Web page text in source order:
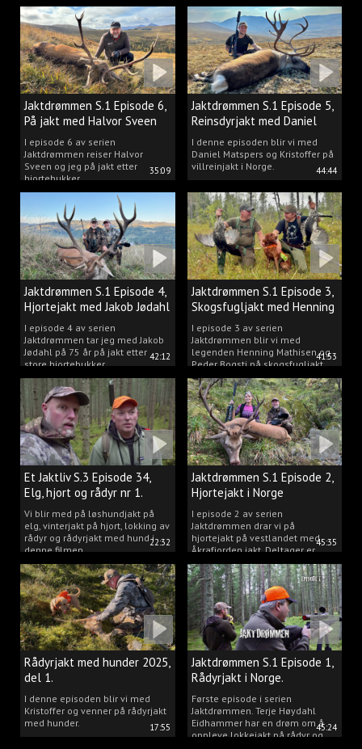
35:09
Jaktdrømmen S.1 Episode 6,
På jakt med Halvor Sveen
I episode 6 av serien
Jaktdrømmen reiser Halvor
Sveen og jeg på jakt etter
hjortebukker.
44:44
Jaktdrømmen S.1 Episode 5,
Reinsdyrjakt med Daniel
Matspers.
I denne episoden blir vi med
Daniel Matspers og Kristoffer på
villreinjakt i Norge.
42:12
Jaktdrømmen S.1 Episode 4,
Hjortejakt med Jakob Jødahl
I episode 4 av serien
Jaktdrømmen tar jeg med Jakob
Jødahl på 75 år på jakt etter
store hjortebukker.
41:53
Jaktdrømmen S.1 Episode 3,
Skogsfugljakt med Henning
og Peder
I episode 3 av serien
Jaktdrømmen blir vi med
legenden Henning Mathisen og
Peder Bogsti på skogsfugljakt.
22:32
Et Jaktliv S.3 Episode 34,
Elg, hjort og rådyr nr 1.
2025
Vi blir med på løshundjakt på
elg, vinterjakt på hjort, lokking av
rådyr og rådyrjakt med hund i
denne filmen.
45:35
Jaktdrømmen S.1 Episode 2,
Hjortejakt i Norge
I episode 2 av serien
Jaktdrømmen drar vi på
hjortejakt på vestlandet med
Åkrafjorden jakt. Deltager er
Michelle Sofi Thomassen.
17:55
Rådyrjakt med hunder 2025,
del 1.
I denne episoden blir vi med
Kristoffer og venner på rådyrjakt
med hunder.
45:24
Jaktdrømmen S.1 Episode 1,
Rådyrjakt i Norge.
Første episode i serien
Jaktdrømmen. Terje Høydahl
Eidhammer har en drøm om å
oppleve lokkejakt på rådyr og